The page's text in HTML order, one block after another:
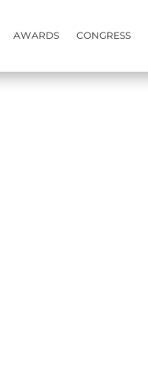
AWARDS CONGRESS